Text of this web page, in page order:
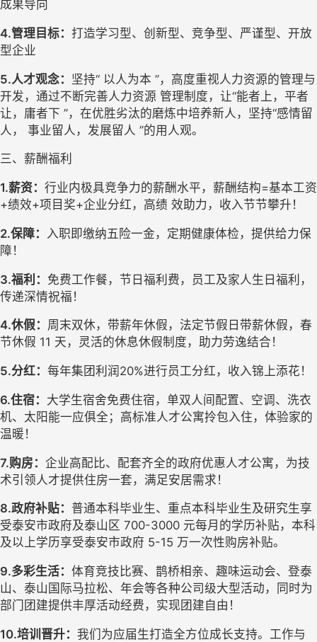
成果导向
4.管理目标： 打造学习型、创新型、竞争型、严谨型、开放
型企业
5.人才观念： 坚持“ 以人为本 ”，高度重视人力资源的管理与
开发，通过不断完善人力资源 管理制度，让“能者上，平者
让，庸者下 ”，在优胜劣汰的磨炼中培养新人，坚持“感情留
人， 事业留人，发展留人 ”的用人观。
三、薪酬福利
1.薪资： 行业内极具竞争力的薪酬水平，薪酬结构=基本工资
+绩效+项目奖+企业分红，高绩 效助力，收入节节攀升！
2.保障： 入职即缴纳五险一金，定期健康体检，提供给力保
障 ！
3.福利： 免费工作餐，节日福利费，员工及家人生日福利，
传递深情祝福 ！
4.休假： 周末双休，带薪年休假，法定节假日带薪休假，春
节休假 11 天，灵活的休息休假制度，助力劳逸结合 ！
5.分红： 每年集团利润 20%进行员工分红，收入锦上添花！
6.住宿： 大学生宿舍免费住宿，单双人间配置、空调、洗衣
机、太阳能一应俱全 ； 高标准人才公寓拎包入住，体验家的
温暖！
7.购房： 企业高配比、配套齐全的政府优惠人才公寓 ，为技
术引领人才提供住房一套，满足安居需求！
8.政府补贴： 普通本科毕业生、重点本科毕业生及研究生享
受泰安市政府及泰山区 700-3000 元每月的学历补贴 ， 本科
及以上学历享受泰安市政府 5-15 万一次性购房补贴。
9.多彩生活： 体育竞技比赛、鹊桥相亲、趣味运动会、登泰
山、泰山国际马拉松、年会等各种公司级大型活动，同时为
部门团建提供丰厚活动经费，实现团建自由！
10.培训晋升： 我们为应届生打造全方位成长支持。工作与